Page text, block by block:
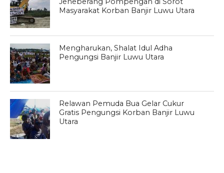
Masyarakat Korban Banjir Luwu Utara
Mengharukan, Shalat Idul Adha
Pengungsi Banjir Luwu Utara
Relawan Pemuda Bua Gelar Cukur
Gratis Pengungsi Korban Banjir Luwu
Utara